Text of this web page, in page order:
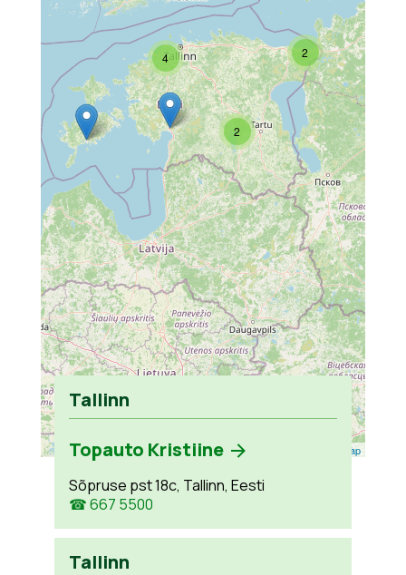
2
2
4
Leaflet OpenStreetMap
Tallinn
Topauto Kristiine
Sõpruse pst 18c, Tallinn, Eesti
☎ 667 5500
Tallinn